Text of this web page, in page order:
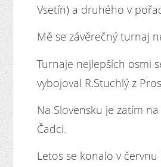
Vsetín) a druhého v
Mě se závěrečný turnaj
Turnaje nejlepších osmi
vybojoval R.Stuchlý z
Na Slovensku je zatím
Čadci.
Letos se konalo v